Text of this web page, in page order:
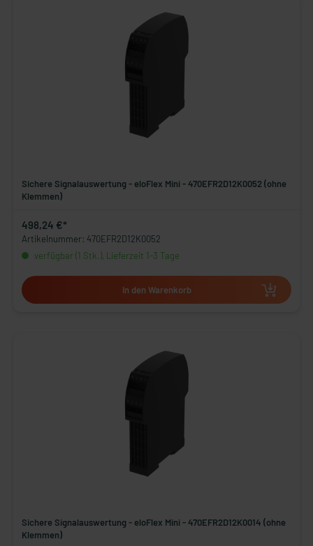
Sichere Signalauswertung - eloFlex Mini - 470EFR2D12K0052 (ohne
Klemmen)
498,24 €*
Artikelnummer: 470EFR2D12K0052
verfügbar (1 Stk.), Lieferzeit 1-3 Tage
In den Warenkorb
Sichere Signalauswertung - eloFlex Mini - 470EFR2D12K0014 (ohne
Klemmen)